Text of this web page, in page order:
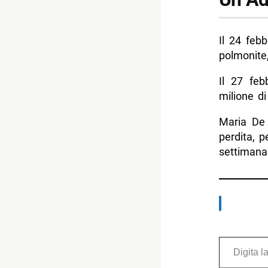
Il 24
Il 27
milione
Maria
perdita,
Digita la tua e-mail...